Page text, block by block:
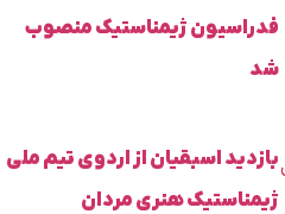
فدراسیون ژیمناستیک منصوب
شد
بازدید اسبقیان از اردوی تیم ملی
ژیمناستیک هنری مردان